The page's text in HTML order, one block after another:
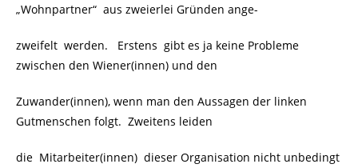
„Wohnpartner“ aus zweierlei Gründen ange-
zweifelt werden. Erstens gibt es ja keine Probleme
zwischen den Wiener(innen) und den
Zuwander(innen), wenn man den Aussagen der linken
Gutmenschen folgt. Zweitens leiden
die Mitarbeiter(innen) dieser Organisation nicht unbedingt